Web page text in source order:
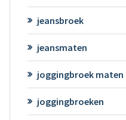
jeansbroek
jeansmaten
joggingbroek maten
joggingbroeken